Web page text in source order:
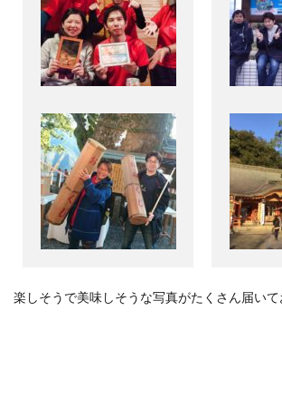
楽しそうで美味しそうな写真がたくさん届い